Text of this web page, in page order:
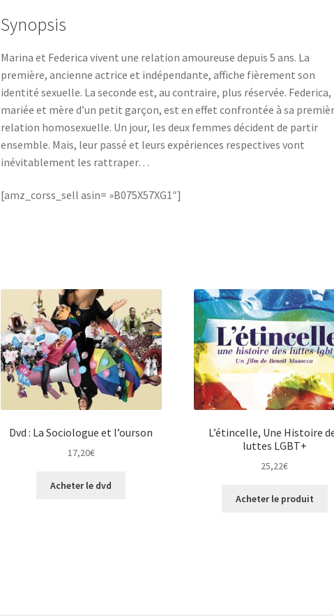
Synopsis
Marina et Federica vivent une relation amoureuse depuis 5 ans. La
première, ancienne actrice et indépendante, affiche fièrement son
identité sexuelle. La seconde est, au contraire, plus réservée. Federica,
mariée et mère d’un petit garçon, est en effet confrontée à sa
relation homosexuelle. Un jour, les deux femmes décident de partir
ensemble. Mais, leur passé et leurs expériences respectives vont
inévitablement les rattraper…
[amz_corss_sell asin= »B075X57XG1″]
Dvd : La Sociologue et l’ourson
17,20€
Acheter le dvd
L’étincelle, Une Histoire
luttes LGBT+
25,22€
Acheter le produit